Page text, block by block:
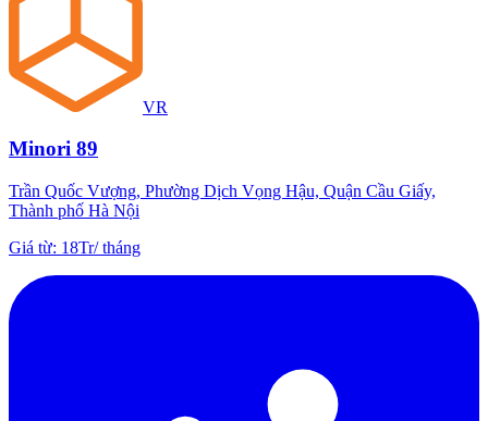
VR
Minori 89
Trần Quốc Vượng, Phường Dịch Vọng Hậu, Quận Cầu Giấy,
Thành phố Hà Nội
Giá từ: 18Tr/tháng